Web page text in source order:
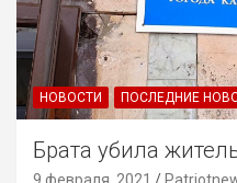
НОВОСТИ ПОСЛЕДНИЕ
Брата убила